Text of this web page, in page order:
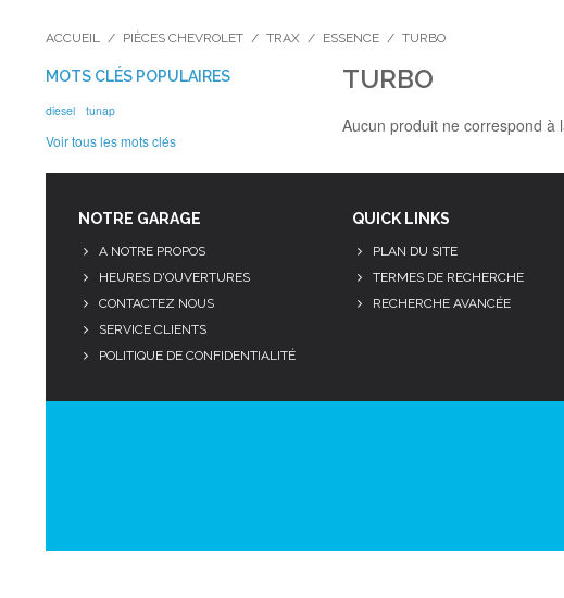
ACCUEIL / PIÈCES CHEVROLET / TRAX / ESSENCE / TURBO
TURBO
Aucun produit ne correspond à
MOTS CLÉS POPULAIRES
diesel tunap
Voir tous les mots clés
NOTRE GARAGE
A NOTRE PROPOS
HEURES D'OUVERTURES
CONTACTEZ NOUS
SERVICE CLIENTS
POLITIQUE DE CONFIDENTIALITÉ
QUICK LINKS
PLAN DU SITE
TERMES DE RECHERCHE
RECHERCHE AVANCÉE